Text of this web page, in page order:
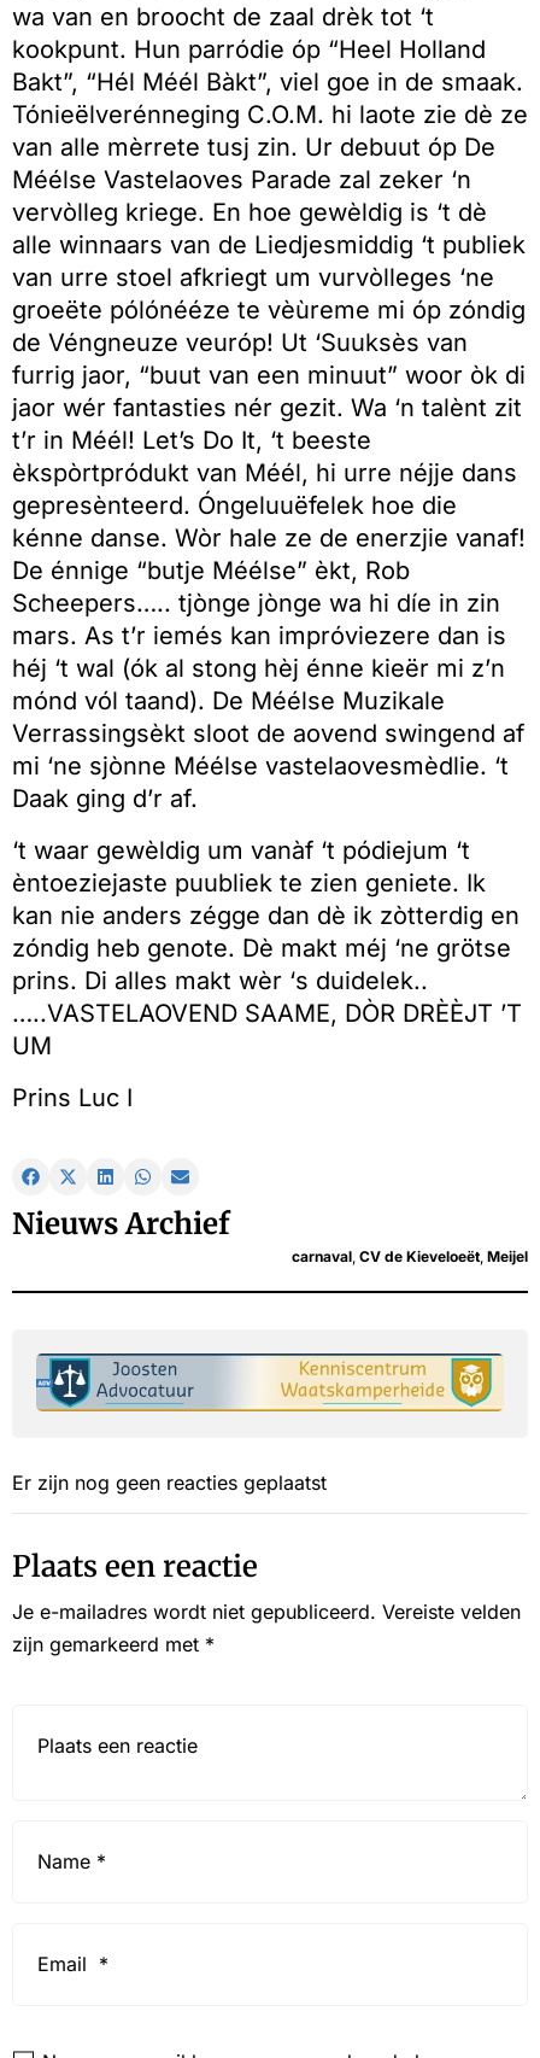
wa van en broocht de zaal drèk tot ‘t
kookpunt. Hun parródie óp “Heel Holland
Bakt”, “Hél Méél Bàkt”, viel goe in de smaak.
Tónieëlverénneging C.O.M. hi laote zie dè ze
van alle mèrrete tusj zin. Ur debuut óp De
Méélse Vastelaoves Parade zal zeker ‘n
vervòlleg kriege. En hoe gewèldig is ‘t dè
alle winnaars van de Liedjesmiddig ‘t publiek
van urre stoel afkriegt um vurvòlleges ‘ne
groeëte pólónééze te vèùreme mi óp zóndig
de Véngneuze veuróp! Ut ‘Suuksès van
furrig jaor, “buut van een minuut” woor òk di
jaor wér fantasties nér gezit. Wa ‘n talènt zit
t’r in Méél! Let’s Do It, ‘t beeste
èkspòrtpródukt van Méél, hi urre néjje dans
gepresènteerd. Óngeluuëfelek hoe die
kénne danse. Wòr hale ze de enerzjie vanaf!
De énnige “butje Méélse” èkt, Rob
Scheepers….. tjònge jònge wa hi díe in zin
mars. As t’r iemés kan impróviezere dan is
héj ‘t wal (ók al stong hèj énne kieër mi z’n
mónd vól taand). De Méélse Muzikale
Verrassingsèkt sloot de aovend swingend af
mi ‘ne sjònne Méélse vastelaovesmèdlie. ‘t
Daak ging d’r af.
‘t waar gewèldig um vanàf ‘t pódiejum ‘t
èntoeziejaste puubliek te zien geniete. Ik
kan nie anders zégge dan dè ik zòtterdig en
zóndig heb genote. Dè makt méj ‘ne grötse
prins. Di alles makt wèr ‘s duidelek..
…..VASTELAOVEND SAAME, DÒR DRÈÈJT ’T
UM
Prins Luc I
Nieuws Archief
carnaval CV de Kieveloeët Meijel
Er zijn nog geen reacties geplaatst
Plaats een reactie
Je e-mailadres wordt niet gepubliceerd. Vereiste velden
zijn gemarkeerd met *